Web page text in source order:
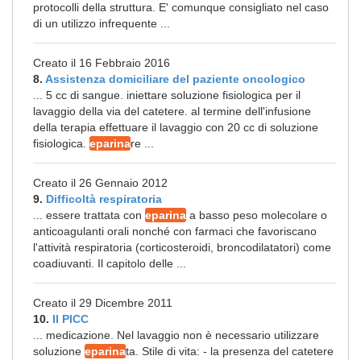
protocolli della struttura. E' comunque consigliato nel caso
di un utilizzo infrequente ...
Creato il 16 Febbraio 2016
8. Assistenza domiciliare del paziente oncologico
... 5 cc di sangue. iniettare soluzione fisiologica per il
lavaggio della via del catetere. al termine dell'infusione
della terapia effettuare il lavaggio con 20 cc di soluzione
fisiologica. eparinare ...
Creato il 26 Gennaio 2012
9. Difficoltà respiratoria
... essere trattata con eparina a basso peso molecolare o
anticoagulanti orali nonché con farmaci che favoriscano
l'attività respiratoria (corticosteroidi, broncodilatatori) come
coadiuvanti. Il capitolo delle ...
Creato il 29 Dicembre 2011
10. Il PICC
... medicazione. Nel lavaggio non è necessario utilizzare
soluzione eparinata. Stile di vita: - la presenza del catetere